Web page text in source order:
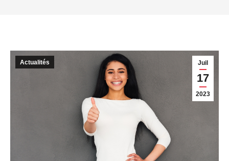
Juil
17
2023
Actualités